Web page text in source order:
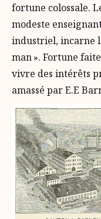
fortune colossale.
modeste
industriel, incarne
man ». Fortune
vivre des intérêts
amassé par E.E